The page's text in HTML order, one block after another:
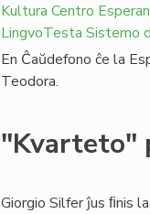
Kultura Centro
LingvoTesta Sistemo
En Ĉaŭdefono ĉe la
Teodora.
"Kvarteto"
Giorgio Silfer ĵus ﬁnis